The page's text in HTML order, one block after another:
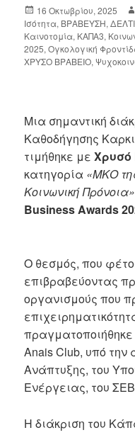
16 Οκτωβρίου, 2025
Ισότητα, ΒΡΑΒΕΥΣΗ,
Καινοτομία, ΚΑΠΑ3,
2025,Ογκολογική
ΧΡΥΣΟ ΒΡΑΒΕΙΟ,
Μια σημαντική
Καθοδήγησης
τιμήθηκε μεΧρυσό
κατηγορία «ΜΚΟ
Κοινωνική Πρόνοια»
Business Awards
Ο θεσμός, που
επιβραβεύοντας
οργανισμούς που
πραγματοποιήθηκε
Anais Club, υπό την
Ανάπτυξης, του
Ενέργειας, του
Η διάκριση του